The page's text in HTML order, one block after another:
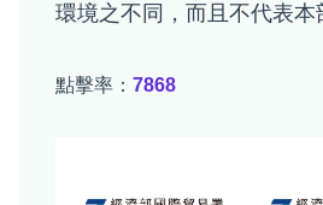
環境之不同，而且不代表本
點擊率： 7868